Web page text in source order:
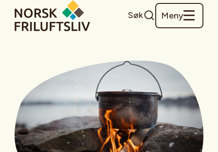
Søk Meny